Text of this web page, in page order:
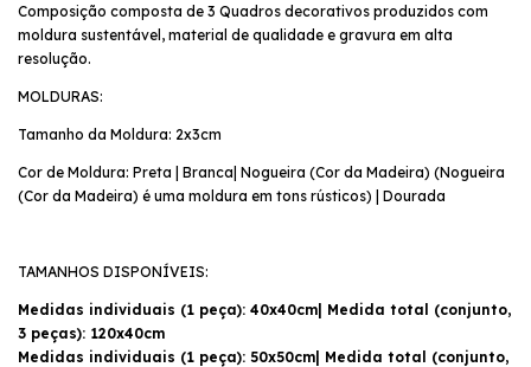
Composição composta de 3 Quadros decorativos produzidos com
moldura sustentável, material de qualidade e gravura em alta
resolução.
MOLDURAS:
Tamanho da Moldura: 2x3cm
Cor de Moldura: Preta | Branca| Nogueira (Cor da Madeira) (Nogueira
(Cor da Madeira) é uma moldura em tons rústicos) | Dourada
TAMANHOS DISPONÍVEIS:
Medidas individuais (1 peça): 40x40cm| Medida total (conjunto,
3 peças): 120x40cm
Medidas individuais (1 peça): 50x50cm| Medida total (conjunto,